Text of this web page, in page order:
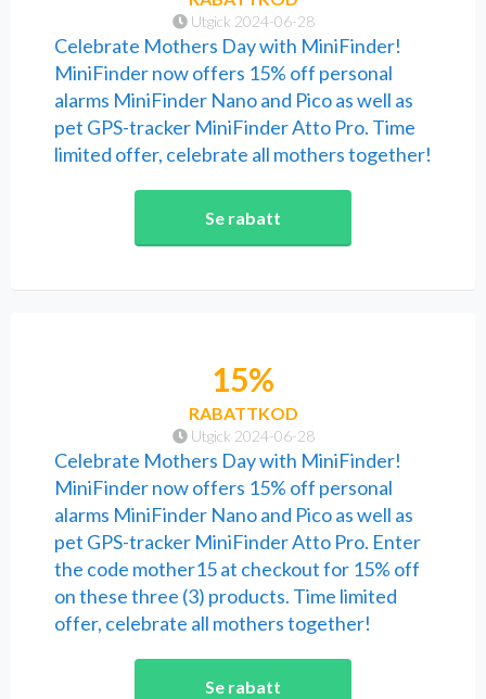
Utgick 2024-06-28
Celebrate Mothers Day with MiniFinder!
MiniFinder now offers 15% off personal
alarms MiniFinder Nano and Pico as well as
pet GPS-tracker MiniFinder Atto Pro. Time
limited offer, celebrate all mothers together!
Se rabatt
Utgick 2024-06-28
15%
RABATTKOD
Celebrate Mothers Day with MiniFinder!
MiniFinder now offers 15% off personal
alarms MiniFinder Nano and Pico as well as
pet GPS-tracker MiniFinder Atto Pro. Enter
the code mother15 at checkout for 15% off
on these three (3) products. Time limited
offer, celebrate all mothers together!
Se rabatt